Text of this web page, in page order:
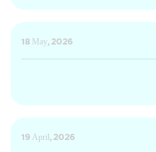
18 May, 2026
19 April, 2026